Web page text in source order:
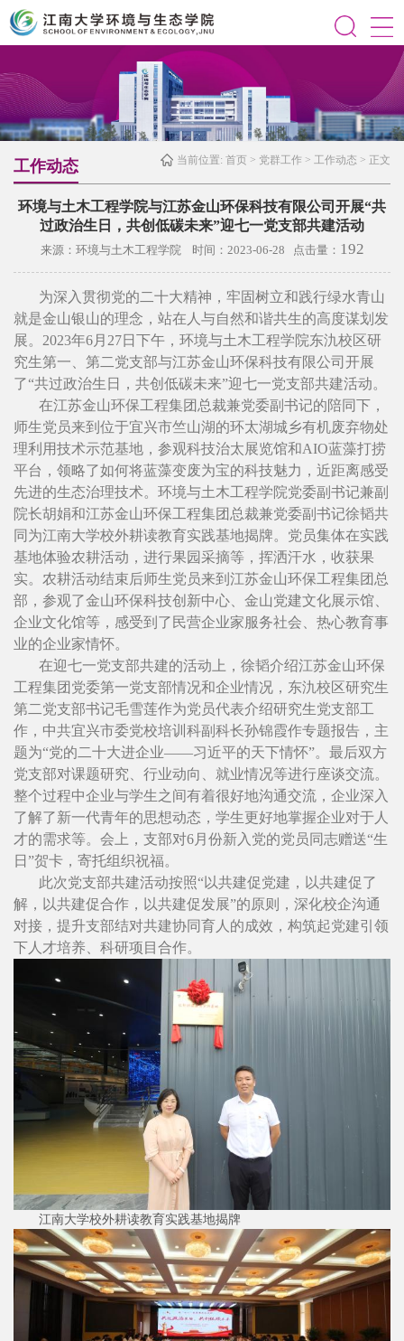
当前位置: 首页 > 党群工作 > 工作动态 > 正文
工作动态
环境与土木工程学院与江苏金山环保科技有限公司开展“共
过政治生日，共创低碳未来”迎七一党支部共建活动
来源：环境与土木工程学院 时间：2023-06-28 点击量： 192
为深入贯彻党的二十大精神，牢固树立和践行绿水青山
就是金山银山的理念，站在人与自然和谐共生的高度谋划发
展。2023年6月27日下午，环境与土木工程学院东氿校区研
究生第一、第二党支部与江苏金山环保科技有限公司开展
了“共过政治生日，共创低碳未来”迎七一党支部共建活动。
在江苏金山环保工程集团总裁兼党委副书记的陪同下，
师生党员来到位于宜兴市竺山湖的环太湖城乡有机废弃物处
理利用技术示范基地，参观科技治太展览馆和AIO蓝藻打捞
平台，领略了如何将蓝藻变废为宝的科技魅力，近距离感受
先进的生态治理技术。环境与土木工程学院党委副书记兼副
院长胡娟和江苏金山环保工程集团总裁兼党委副书记徐韬共
同为江南大学校外耕读教育实践基地揭牌。党员集体在实践
基地体验农耕活动，进行果园采摘等，挥洒汗水，收获果
实。农耕活动结束后师生党员来到江苏金山环保工程集团总
部，参观了金山环保科技创新中心、金山党建文化展示馆、
企业文化馆等，感受到了民营企业家服务社会、热心教育事
业的企业家情怀。
在迎七一党支部共建的活动上，徐韬介绍江苏金山环保
工程集团党委第一党支部情况和企业情况，东氿校区研究生
第二党支部书记毛雪莲作为党员代表介绍研究生党支部工
作，中共宜兴市委党校培训科副科长孙锦霞作专题报告，主
题为“党的二十大进企业——习近平的天下情怀”。最后双方
党支部对课题研究、行业动向、就业情况等进行座谈交流。
整个过程中企业与学生之间有着很好地沟通交流，企业深入
了解了新一代青年的思想动态，学生更好地掌握企业对于人
才的需求等。会上，支部对6月份新入党的党员同志赠送“生
日”贺卡，寄托组织祝福。
此次党支部共建活动按照“以共建促党建，以共建促了
解，以共建促合作，以共建促发展”的原则，深化校企沟通
对接，提升支部结对共建协同育人的成效，构筑起党建引领
下人才培养、科研项目合作。
江南大学校外耕读教育实践基地揭牌